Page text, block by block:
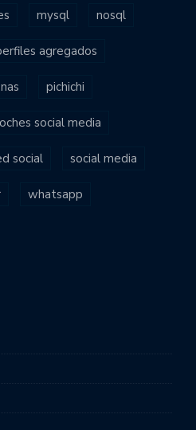
mysql nosql
agregados
pichichi
social media
social social media
whatsapp